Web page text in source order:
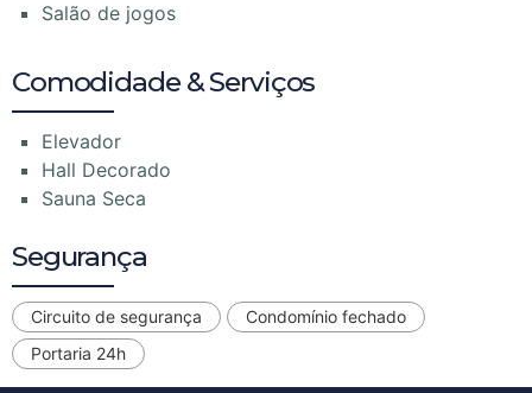
Salão de jogos
Comodidade & Serviços
Elevador
Hall Decorado
Sauna Seca
Segurança
Circuito de segurança
Condomínio fechado
Portaria 24h